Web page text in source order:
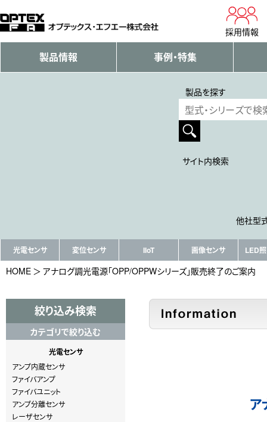
採用情報
製品情報 事例・特集
製品を探す
サイト内検索
他社型
光電センサ 変位センサ IIoT 画像センサ LED照
HOME アナログ調光電源「OPP/OPPWシリーズ」販売終了のご案内
絞り込み検索
カテゴリで絞り込む
光電センサ
アンプ内蔵センサ
ファイバアンプ
ファイバユニット
アンプ分離センサ
レーザセンサ
ア